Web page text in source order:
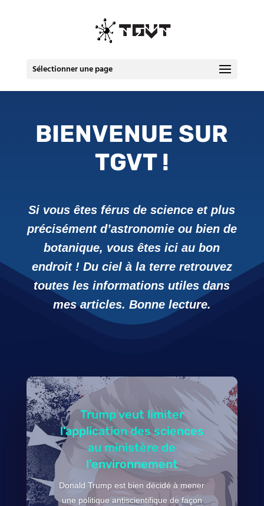
Sélectionner une page
BIENVENUE SUR
TGVT !
Si vous êtes férus de science et plus
précisément d’astronomie ou bien de
botanique, vous êtes ici au bon
endroit ! Du ciel à la terre retrouvez
toutes les informations utiles dans
mes articles. Bonne lecture.
Trump veut limiter
l’application des sciences
au ministère de
l’environnement
Donald Trump est bien décidé à mener
une politique antiscientifique de façon